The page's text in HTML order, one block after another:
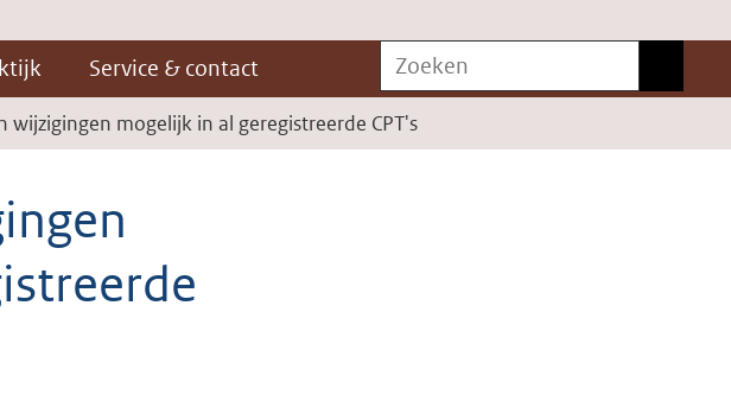
Service & contact Zoeken
wijzigingen mogelijk in al geregistreerde CPT's